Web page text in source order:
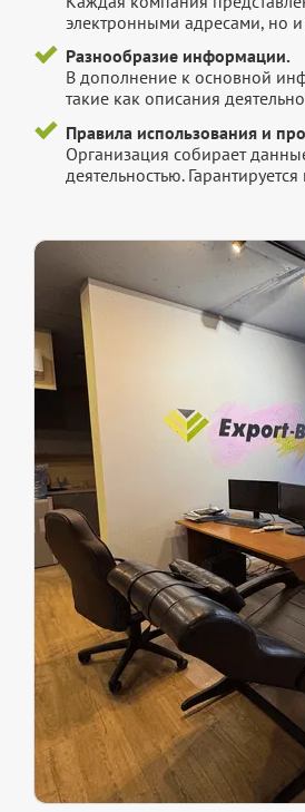
электронными адресами, но
Разнообразие информации.
В дополнение к основной
такие как описания
Правила использования и
Организация собирает
деятельностью.